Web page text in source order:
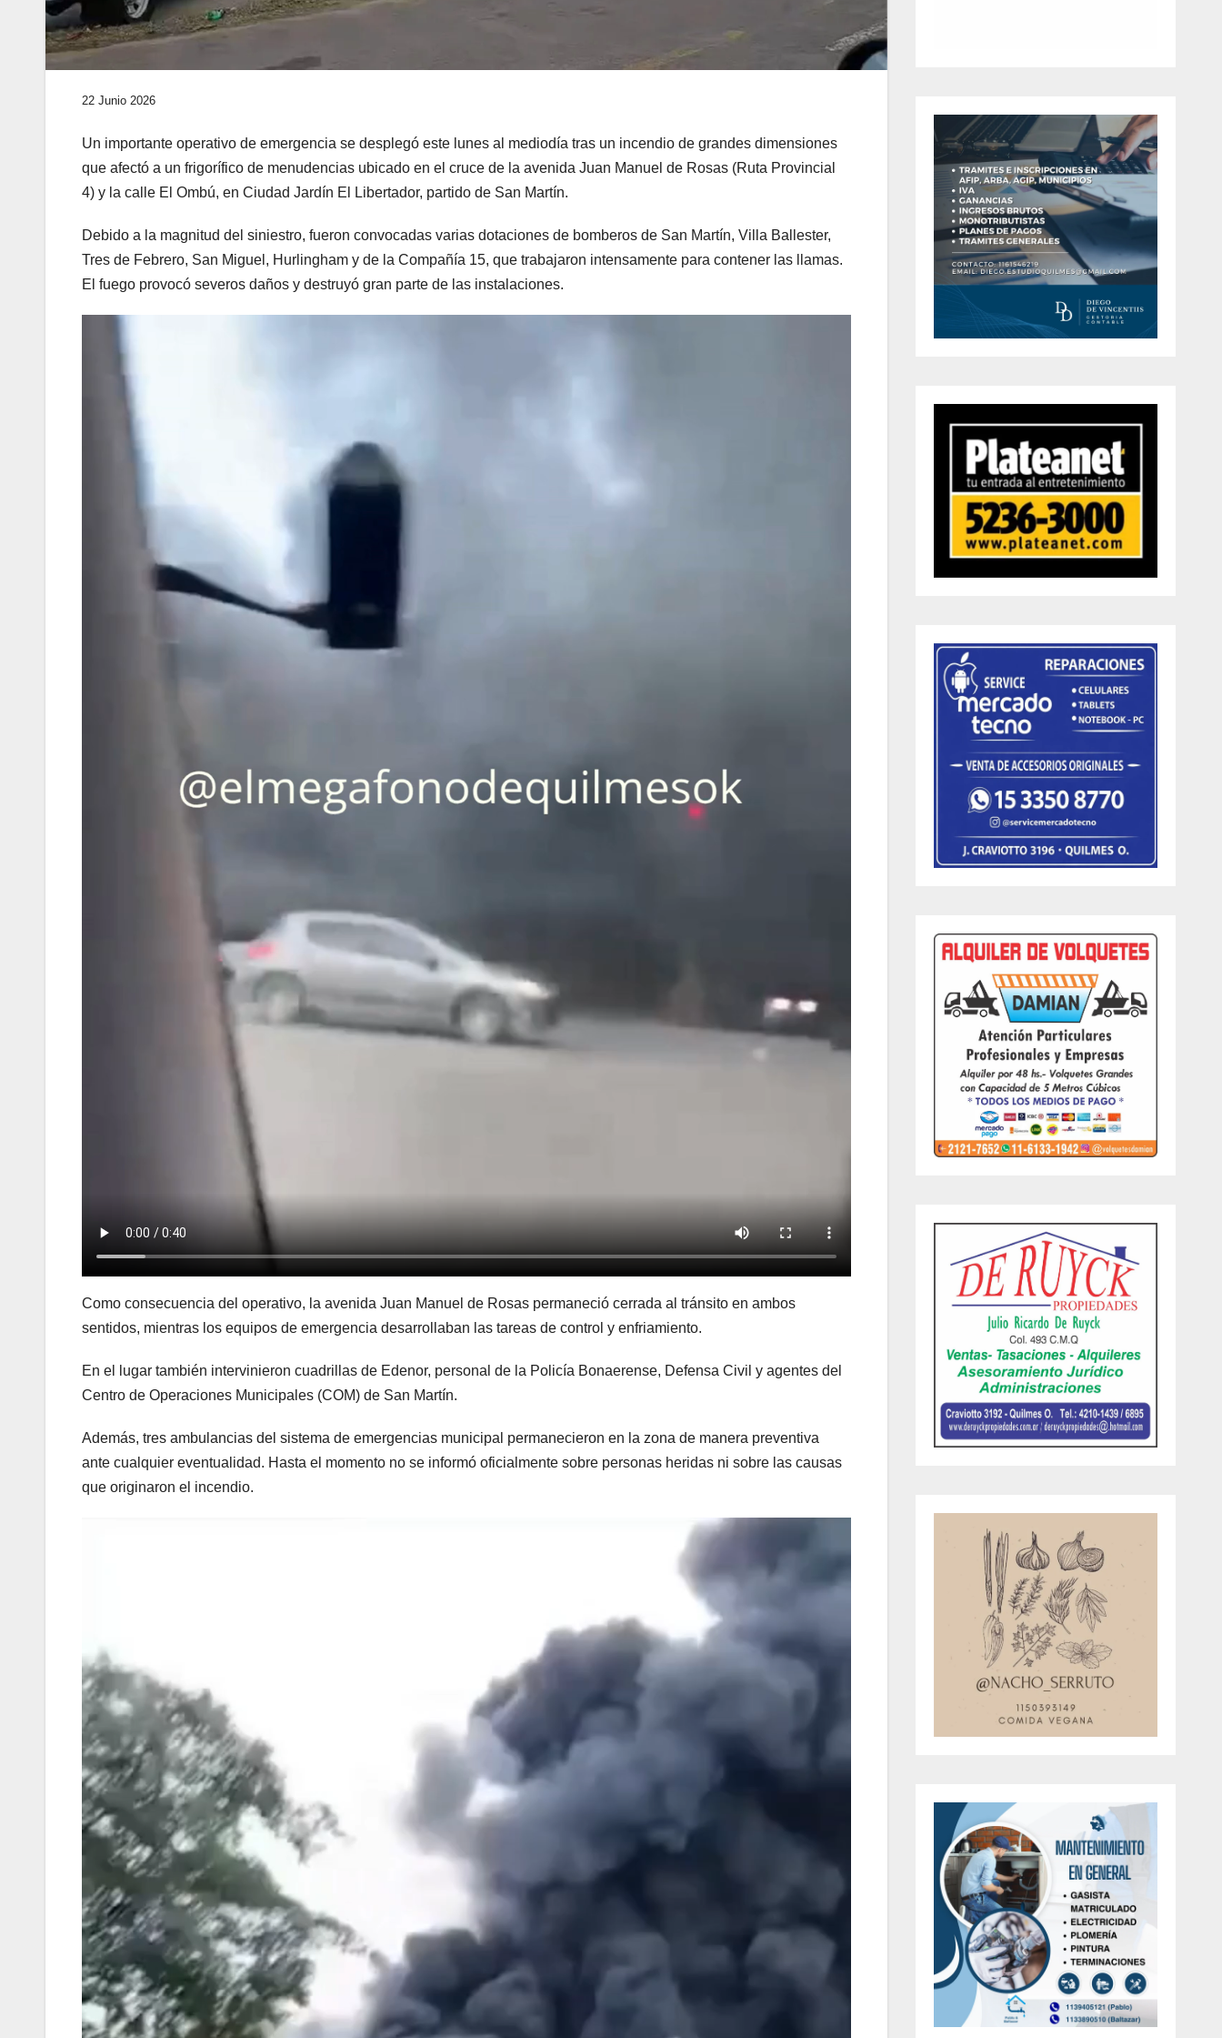
22 Junio 2026
Un importante operativo de emergencia se desplegó este lunes al mediodía tras un incendio de grandes dimensiones
que afectó a un frigorífico de menudencias ubicado en el cruce de la avenida Juan Manuel de Rosas (Ruta Provincial
4) y la calle El Ombú, en Ciudad Jardín El Libertador, partido de San Martín.
Debido a la magnitud del siniestro, fueron convocadas varias dotaciones de bomberos de San Martín, Villa Ballester,
Tres de Febrero, San Miguel, Hurlingham y de la Compañía 15, que trabajaron intensamente para contener las llamas.
El fuego provocó severos daños y destruyó gran parte de las instalaciones.
Como consecuencia del operativo, la avenida Juan Manuel de Rosas permaneció cerrada al tránsito en ambos
sentidos, mientras los equipos de emergencia desarrollaban las tareas de control y enfriamiento.
En el lugar también intervinieron cuadrillas de Edenor, personal de la Policía Bonaerense, Defensa Civil y agentes del
Centro de Operaciones Municipales (COM) de San Martín.
Además, tres ambulancias del sistema de emergencias municipal permanecieron en la zona de manera preventiva
ante cualquier eventualidad. Hasta el momento no se informó oficialmente sobre personas heridas ni sobre las causas
que originaron el incendio.